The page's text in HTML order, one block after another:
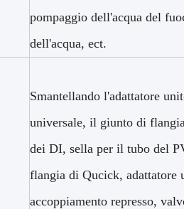
pompaggio dell'acqua del
dell'acqua, ect.
Smantellando l'adattatore
universale, il giunto di
dei DI, sella per il tubo del
flangia di Qucick, adattatore
accoppiamento represso,